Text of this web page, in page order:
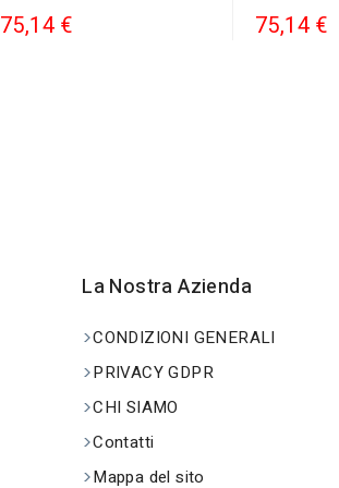
75,14 € 75,14 €
La Nostra Azienda
CONDIZIONI GENERALI
PRIVACY GDPR
CHI SIAMO
Contatti
Mappa del sito